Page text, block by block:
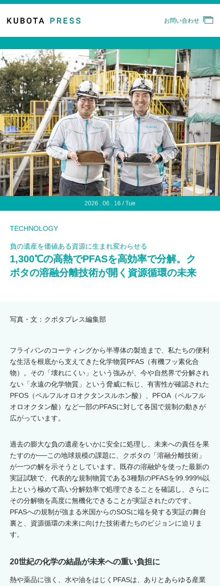
お問い合わせ
TECHNOLOGY
負の遺産を価値ある資源に生まれ変わらせる
1,300℃の高熱でPFASを高効率で分解。ク
ボタの溶融分離技術が開く資源循環の未来
2026 . 06 . 16 / Tue
写真・文：クボタプレス編集部
フライパンのコーティングから半導体の製造まで、私たちの便利
な生活を根底から支えてきた化学物質PFAS（有機フッ素化合
物）。その「壊れにくい」という強みが、今や自然界で分解され
ない「永遠の化学物質」という脅威に転じ、有害性が確認された
PFOS（ペルフルオロオクタンスルホン酸）、PFOA（ペルフル
オロオクタン酸）など一部のPFASに対して各国で規制の動きが
広がっています。
過去の膨大な負の遺産をいかに安全に処理し、未来への責任を果
たすのか──この地球規模の課題に、クボタの「溶融分離技術」
が一つの解を示そうとしています。既存の溶融炉を使った最新の
実証試験で、代表的な規制物質である3種類のPFASを99.999%以
上という極めて高い分解効率で処理できることを確認し、さらに
その分解物を高度に無機化できることが実証されたのです。
PFASへの規制が強まる米国からのSOSに端を発する実証の舞台
裏と、資源循環の未来に向けた技術者たちのビジョンに迫りま
す。
20世紀の化学の結晶が未来への重い負担に
熱や薬品に強く、水や油をはじくPFASは、ありとあらゆる産業